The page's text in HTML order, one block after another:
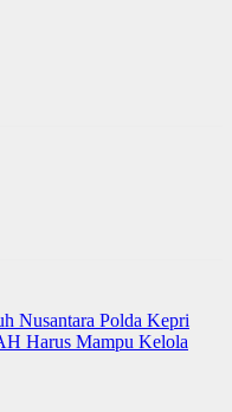
Nusantara Polda Kepri
Harus Mampu Kelola